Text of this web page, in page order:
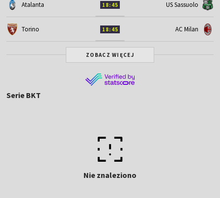
Atalanta 18:45 US Sassuolo
Torino 18:45 AC Milan
ZOBACZ WIĘCEJ
Serie BKT
Nie znaleziono